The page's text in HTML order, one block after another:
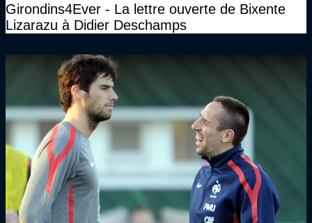
Girondins4Ever - La lettre ouverte de Bixente
Lizarazu à Didier Deschamps